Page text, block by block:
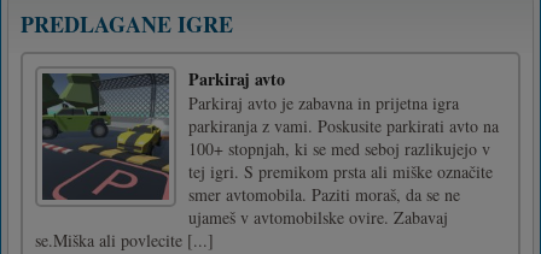
PREDLAGANE IGRE
Parkiraj avto
Parkiraj avto je zabavna in prijetna igra
parkiranja z vami. Poskusite parkirati avto na
100+ stopnjah, ki se med seboj razlikujejo v
tej igri. S premikom prsta ali miške označite
smer avtomobila. Paziti moraš, da se ne
ujameš v avtomobilske ovire. Zabavaj
se.Miška ali povlecite [...]